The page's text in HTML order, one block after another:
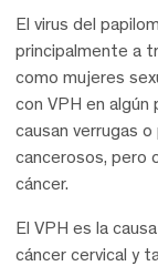
El virus del
principalmente a
como mujeres
con VPH en
causan verrugas
cancerosos, pero
cáncer.
El VPH es la
cáncer cervical y